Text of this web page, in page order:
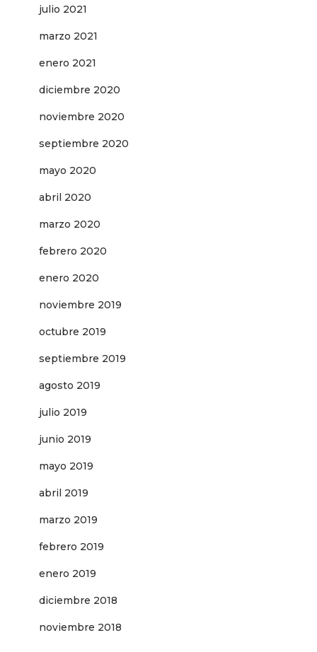
julio 2021
marzo 2021
enero 2021
diciembre 2020
noviembre 2020
septiembre 2020
mayo 2020
abril 2020
marzo 2020
febrero 2020
enero 2020
noviembre 2019
octubre 2019
septiembre 2019
agosto 2019
julio 2019
junio 2019
mayo 2019
abril 2019
marzo 2019
febrero 2019
enero 2019
diciembre 2018
noviembre 2018